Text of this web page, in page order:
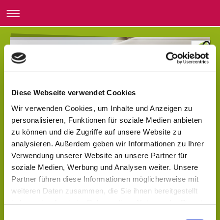
Diese Webseite verwendet Cookies
Wir verwenden Cookies, um Inhalte und Anzeigen zu
personalisieren, Funktionen für soziale Medien anbieten
zu können und die Zugriffe auf unsere Website zu
analysieren. Außerdem geben wir Informationen zu Ihrer
Verwendung unserer Website an unsere Partner für
soziale Medien, Werbung und Analysen weiter. Unsere
Partner führen diese Informationen möglicherweise mit
weiteren Daten zusammen, die Sie ihnen bereitgestellt
Heide-Apotheke Krauschwitz
Unsere Öffnungszeiten
Wir haben für Sie an folgenden Tagen geöffnet:
Montag - Freitag 8:00 - 18:00 Uhr
Sonnabend 8:00 - 11:00 Uhr